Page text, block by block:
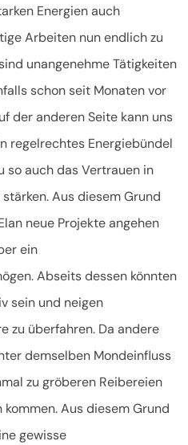
Energien auch
Arbeiten nun endlich zu
unangenehme Tätigkeiten
schon seit Monaten vor
der anderen Seite kann uns
regelrechtes Energiebündel
so auch das Vertrauen in
Aus diesem Grund
neue Projekte angehen
ein
Abseits dessen könnten
sein und neigen
zu überfahren. Da andere
demselben Mondeinfluss
zu gröberen Reibereien
Aus diesem Grund
gewisse